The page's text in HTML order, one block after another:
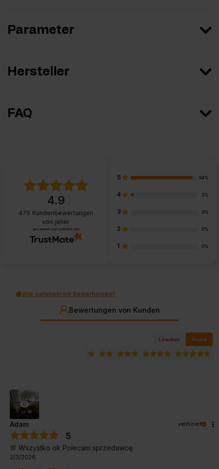
Parameter
Hersteller
FAQ
4.9
475 Kundenbewertungen
von jeher
gesammelt und verifiziert von
5 94%
4 5%
3 0%
2 0%
1 0%
Wie sammeln wir Bewertungen?
Bewertungen von Kunden
Löschen Suche
Adam verifiziert
5
💯 Wszystko ok Polecam sprzedawcę
2/3/2026